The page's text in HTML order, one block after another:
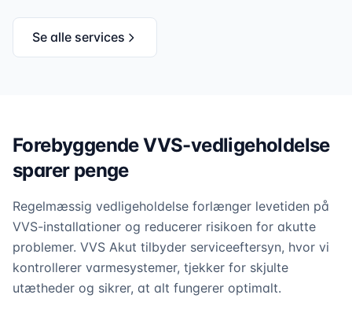
Se alle services
Forebyggende VVS-vedligeholdelse
sparer penge
Regelmæssig vedligeholdelse forlænger levetiden på
VVS-installationer og reducerer risikoen for akutte
problemer. VVS Akut tilbyder serviceeftersyn, hvor vi
kontrollerer varmesystemer, tjekker for skjulte
utætheder og sikrer, at alt fungerer optimalt.